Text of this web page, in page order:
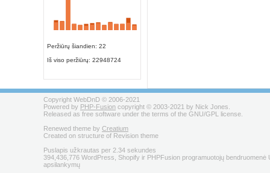
Peržiūrų šiandien: 22
Iš viso peržiūrų: 22948724
Copyright WebDnD © 2006-2021
Powered by PHP-Fusion copyright © 2003-2021 by Nick Jones.
Released as free software under the terms of the GNU/GPL license.
Renewed theme by Creatium
Created on structure of Revision theme
Puslapis užkrautas per 2.34 sekundes
394,436,776 WordPress, Shopify ir PHPFusion programuotojų bendruomenė
apsilankymų